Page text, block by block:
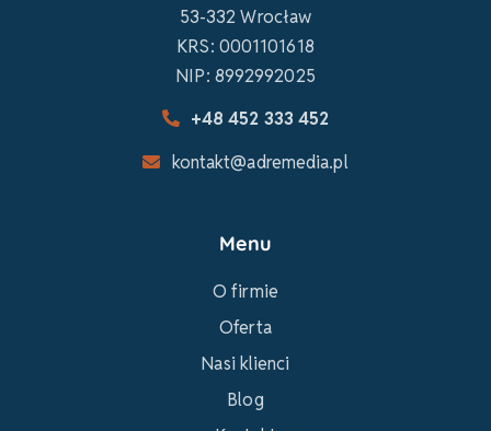
53-332 Wrocław
KRS: 0001101618
NIP: 8992992025
+48 452 333 452
kontakt@adremedia.pl
Menu
O firmie
Oferta
Nasi klienci
Blog